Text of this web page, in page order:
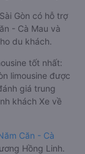
Gòn có hỗ trợ
- Cà Mau và
du khách.
tốt nhất:
limousine được
giá trung
khách Xe về
Căn - Cà
Hồng Linh.